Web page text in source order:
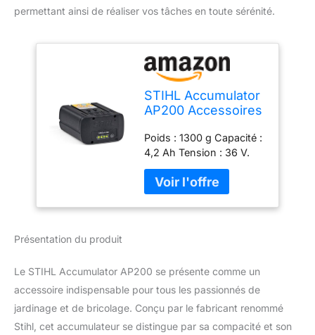
permettant ainsi de réaliser vos tâches en toute sérénité.
STIHL Accumulator
AP200 Accessoires
Jardinage Machines
Poids : 1300 g Capacité :
4,2 Ah Tension : 36 V.
Présentation du produit
Le STIHL Accumulator AP200 se présente comme un
accessoire indispensable pour tous les passionnés de
jardinage et de bricolage. Conçu par le fabricant renommé
Stihl, cet accumulateur se distingue par sa compacité et son